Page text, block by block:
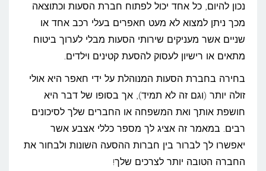
חברת
הסעות
נכון להיום, כל אחד יכול לפתוח חברת הסעות וכתוצאה
מכך ניתן למצוא לא מעט חאפרים בעלי רכב אחד או
שניים אשר מעניקים שירותי הסעות מבלי לערוך ביטוח
מתאים או רישיון לעסוק להסעת קטינים וילדים.
בחירה בחברת הסעות המנוהלת על ידי חאפר היא אולי
זולה יותר (וגם זה לא תמיד), אך בסופו של דבר היא
חושפת אותך ואת המשפחה או החברים שלך לסיכונים
רבים. במאמר זה אציג לך מספר כללי אצבע אשר
יאפשרו לך לברור בין חברות ההסעה השונות ולבחור את
החברה הטובה יותר לצרכים שלך!